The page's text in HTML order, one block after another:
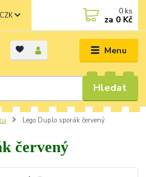
Menu
CZK
Hledat
0 ks
za 0 Kč
Lego Duplo sporák červený
červený